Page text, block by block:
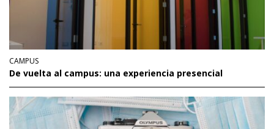
CAMPUS
De vuelta al campus: una experiencia presencial